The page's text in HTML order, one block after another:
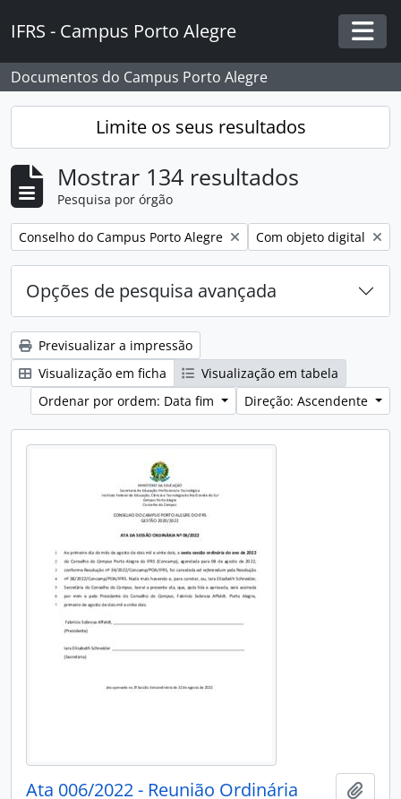
IFRS - Campus Porto Alegre
Documentos do Campus Porto Alegre
Limite os seus resultados
Mostrar 134 resultados
Pesquisa por órgão
Remover filtro:
Conselho do Campus Porto Alegre Remover filtro:
Com objeto digital
Opções de pesquisa avançada
Previsualizar a impressão
Visualização em ficha
Visualização em tabela
Ordenar por ordem: Data fim
Direção: Ascendente
Ata 006/2022 - Reunião Ordinária